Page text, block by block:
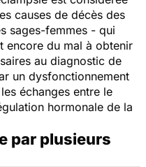
causes de décès des
sages-femmes - qui
encore du mal à obtenir
au diagnostic de
un dysfonctionnement
échanges entre le
hormonale de la
par plusieurs